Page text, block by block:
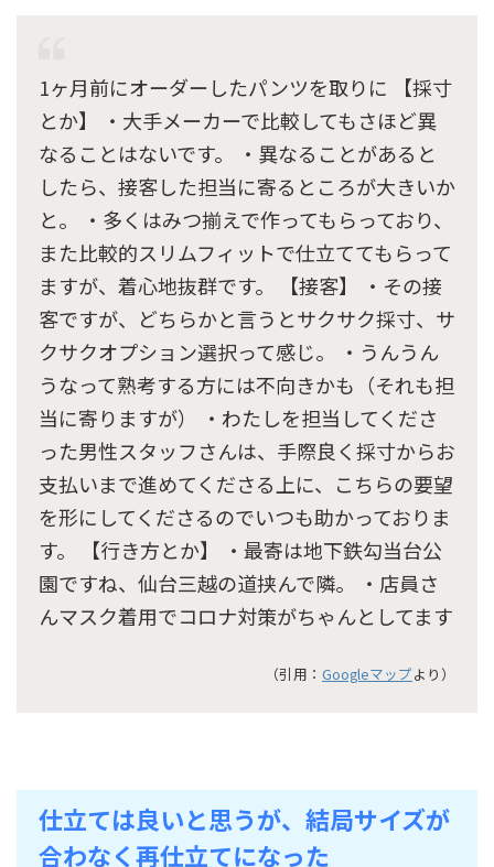
1ヶ月前にオーダーしたパンツを取りに 【採寸
とか】 ・大手メーカーで比較してもさほど異
なることはないです。 ・異なることがあると
したら、接客した担当に寄るところが大きいか
と。 ・多くはみつ揃えで作ってもらっており、
また比較的スリムフィットで仕立ててもらって
ますが、着心地抜群です。 【接客】 ・その接
客ですが、どちらかと言うとサクサク採寸、サ
クサクオプション選択って感じ。 ・うんうん
うなって熟考する方には不向きかも（それも担
当に寄りますが） ・わたしを担当してくださ
った男性スタッフさんは、手際良く採寸からお
支払いまで進めてくださる上に、こちらの要望
を形にしてくださるのでいつも助かっておりま
す。 【行き方とか】 ・最寄は地下鉄勾当台公
園ですね、仙台三越の道挟んで隣。 ・店員さ
んマスク着用でコロナ対策がちゃんとしてます
（引用： Googleマップより）
仕立ては良いと思うが、結局サイズが
合わなく再仕立てになった